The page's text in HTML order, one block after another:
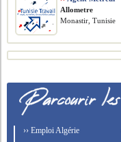
Allometre
Monastir, Tunisie
›› Emploi Algérie